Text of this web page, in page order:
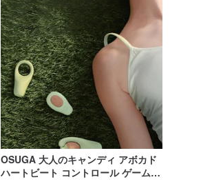
OSUGA 大人のキャンディ アボカド
ハートビート コントロール ゲーム